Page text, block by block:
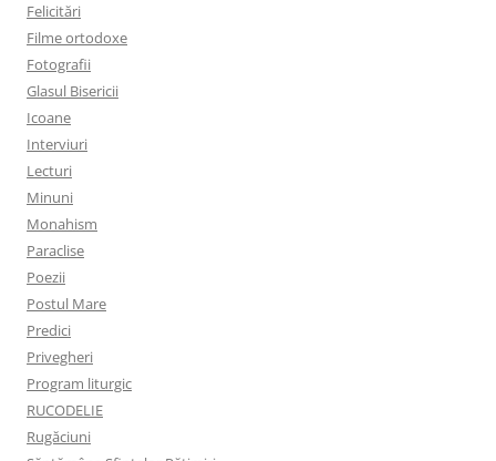
Felicitări
Filme ortodoxe
Fotografii
Glasul Bisericii
Icoane
Interviuri
Lecturi
Minuni
Monahism
Paraclise
Poezii
Postul Mare
Predici
Privegheri
Program liturgic
RUCODELIE
Rugăciuni